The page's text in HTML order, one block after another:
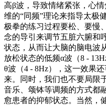
高β波，导致情绪紧张，心
维的“同频”理论来指导太极
极拳的练习过程要松、要慢
念的导引来调节五脏六腑和
状态，从而让大脑的脑电波
放松状态的低频α波（8 -
θ波（4 - 8Hz），这一效果
来。同时，我们也不要局限
音乐、颂钵等调频的方式都
愈患者的抑郁状态。当然，